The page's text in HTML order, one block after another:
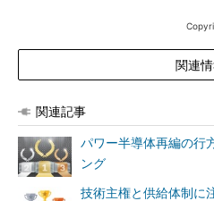
関連
関連記事
パワー半導体再編の
ング
技術主権と供給体制